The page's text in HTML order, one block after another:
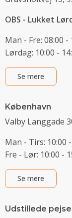
OBS - Lukket
Man - Fre: 08:00 -
Lørdag: 10:00 -
Se mere
København
Valby Langgade
Man - Tirs: 10:00
Fre - Lør: 10:00 -
Se mere
Udstillede